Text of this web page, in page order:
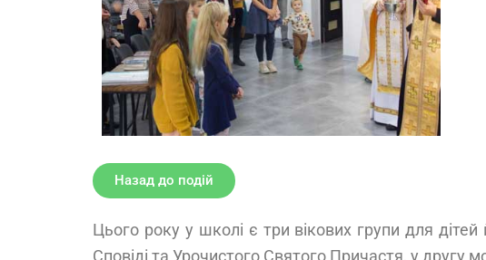
Назад до подій
Цього року у школі є три вікових групи для